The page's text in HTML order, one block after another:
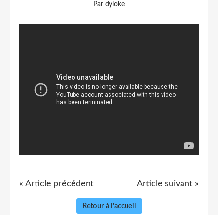
Par dyloke
« Article précédent Article suivant »
Retour à l'accueil